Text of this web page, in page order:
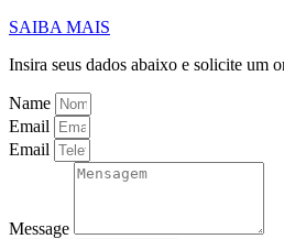
SAIBA MAIS
Insira seus dados abaixo e solicite um
Name
Email
Email
Message